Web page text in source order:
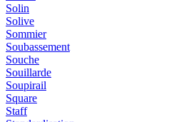
Solin
Solive
Sommier
Soubassement
Souche
Souillarde
Soupirail
Square
Staff